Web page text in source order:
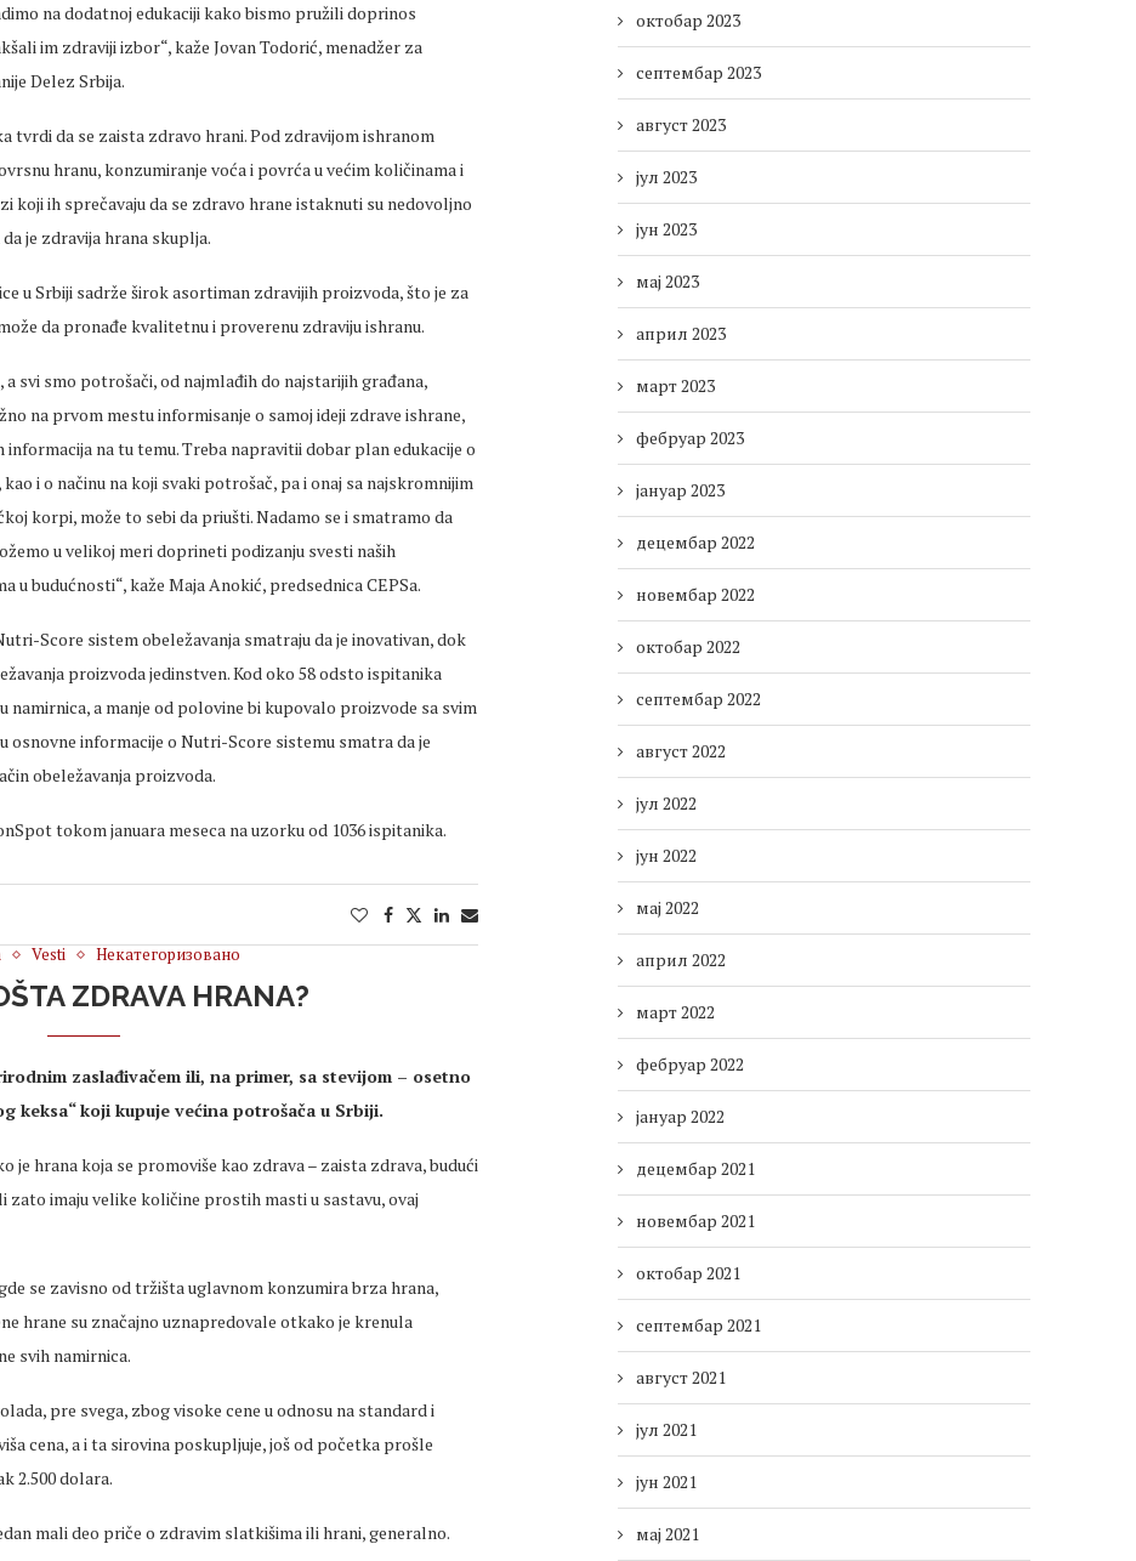
na dodatnoj edukaciji kako bismo pružili doprinos
im zdraviji izbor“, kaže Jovan Todorić, menadžer za
Delez Srbija.
tvrdi da se zaista zdravo hrani. Pod zdravijom ishranom
hranu, konzumiranje voća i povrća u većim količinama i
koji ih sprečavaju da se zdravo hrane istaknuti su nedovoljno
je zdravija hrana skuplja.
u Srbiji sadrže širok asortiman zdravijih proizvoda, što je za
da pronađe kvalitetnu i proverenu zdraviju ishranu.
svi smo potrošači, od najmlađih do najstarijih građana,
na prvom mestu informisanje o samoj ideji zdrave ishrane,
na tu temu. Treba napravitii dobar plan edukacije o
i o načinu na koji svaki potrošač, pa i onaj sa najskromnijim
korpi, može to sebi da priušti. Nadamo se i smatramo da
u velikoj meri doprineti podizanju svesti naših
u budućnosti“, kaže Maja Anokić, predsednica CEPSa.
Score sistem obeležavanja smatraju da je inovativan, dok
proizvoda jedinstven. Kod oko 58 odsto ispitanika
namirnica, a manje od polovine bi kupovalo proizvode sa svim
osnovne informacije o Nutri-Score sistemu smatra da je
obeležavanja proizvoda.
tokom januara meseca na uzorku od 1036 ispitanika.
Vesti Некатегоризовано
ZDRAVA HRANA?
zaslađivačem ili, na primer, sa stevijom – osetno
keksa“ koji kupuje većina potrošača u Srbiji.
je hrana koja se promoviše kao zdrava – zaista zdrava, budući
zato imaju velike količine prostih masti u sastavu, ovaj
se zavisno od tržišta uglavnom konzumira brza hrana,
hrane su značajno uznapredovale otkako je krenula
svih namirnica.
pre svega, zbog visoke cene u odnosu na standard i
cena, a i ta sirovina poskupljuje, još od početka prošle
2.500 dolara.
mali deo priče o zdravim slatkišima ili hrani, generalno.
октобар 2023
септембар 2023
август 2023
јул 2023
јун 2023
мај 2023
април 2023
март 2023
фебруар 2023
јануар 2023
децембар 2022
новембар 2022
октобар 2022
септембар 2022
август 2022
јул 2022
јун 2022
мај 2022
април 2022
март 2022
фебруар 2022
јануар 2022
децембар 2021
новембар 2021
октобар 2021
септембар 2021
август 2021
јул 2021
јун 2021
мај 2021